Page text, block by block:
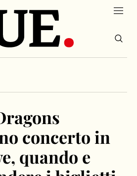
concerto in
quando e